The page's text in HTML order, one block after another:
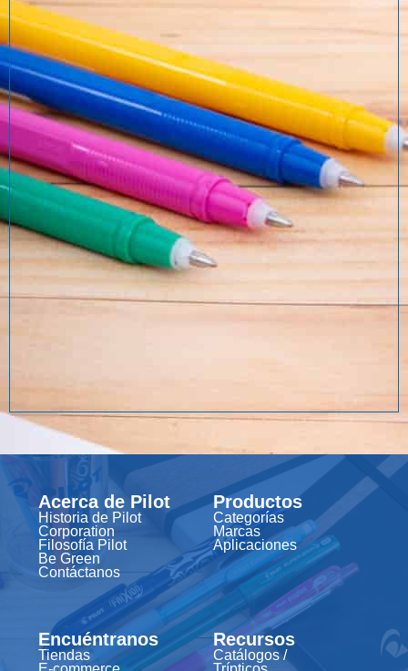
Acerca de Pilot
Historia de Pilot
Corporation
Filosofía Pilot
Be Green
Contáctanos
Productos
Categorías
Marcas
Aplicaciones
Encuéntranos
Tiendas
Recursos
Catálogos /